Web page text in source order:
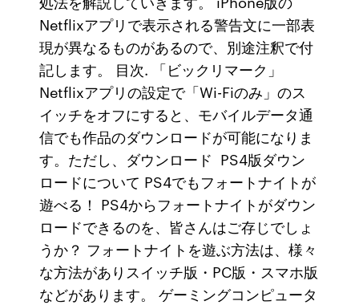
Netflixアプリで表示される警告文に一部表
現が異なるものがあるので、別途注釈で付
記します。 目次. 「ビックリマーク」
Netflixアプリの設定で「Wi-Fiのみ」のス
イッチをオフにすると、モバイルデータ通
信でも作品のダウンロードが可能になりま
す。ただし、ダウンロード PS4版ダウン
ロードについて PS4でもフォートナイトが
遊べる！ PS4からフォートナイトがダウン
ロードできるのを、皆さんはご存じでしょ
うか？ フォートナイトを遊ぶ方法は、様々
な方法がありスイッチ版・PC版・スマホ版
などがあります。 ゲーミングコンピュータ